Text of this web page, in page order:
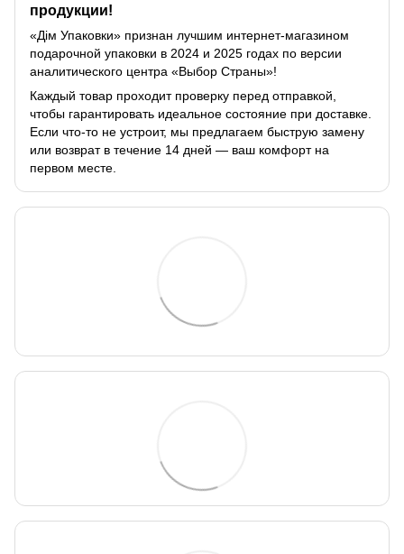
продукции!
«Дім Упаковки» признан лучшим интернет-магазином
подарочной упаковки в 2024 и 2025 годах по версии
аналитического центра «Выбор Страны»!
Каждый товар проходит проверку перед отправкой,
чтобы гарантировать идеальное состояние при доставке.
Если что-то не устроит, мы предлагаем быструю замену
или возврат в течение 14 дней — ваш комфорт на
первом месте.